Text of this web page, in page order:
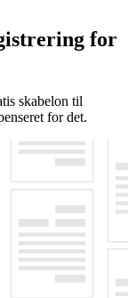
for
skabelon til
for det.